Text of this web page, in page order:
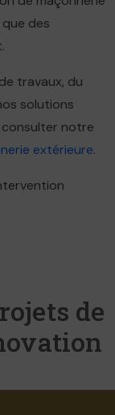
des
travaux, du
solutions
consulter notre
extérieure.
de